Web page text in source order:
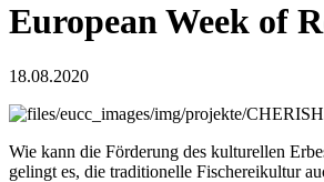
European Week of
18.08.2020
Wie kann die Förderung des kulturellen
gelingt es, die traditionelle Fischereikultur